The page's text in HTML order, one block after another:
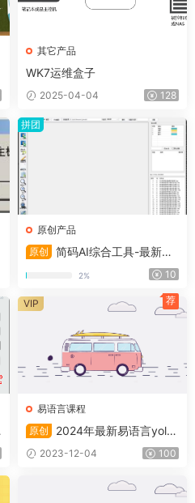
其它产品
WK7运维盒子
2025-04-04 128
原创产品
原创
简码AI综合工具-最新公
2% 10
拼团
易语言课程
原创
2024年最新易语言yolo
实战课程
2023-12-04 100
VIP 荐